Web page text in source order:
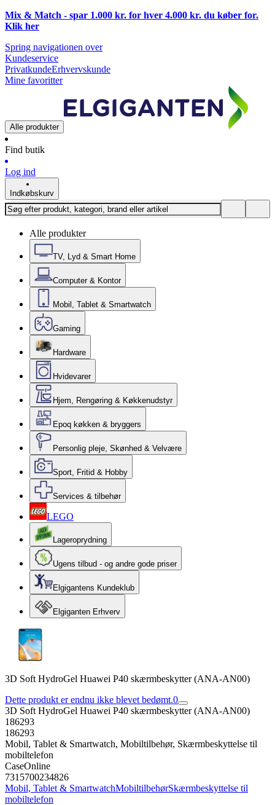
Mix & Match - spar 1.000 kr. for hver 4.000 kr. du køber for.
Klik her
Spring navigationen over
Kundeservice
PrivatkundeErhvervskunde
Mine favoritter
Alle produkter
Find butik
Log ind
Indkøbskurv
Alle produkter
TV, Lyd & Smart Home
Computer & Kontor
Mobil, Tablet & Smartwatch
Gaming
Hardware
Hvidevarer
Hjem, Rengøring & Køkkenudstyr
Epoq køkken & bryggers
Personlig pleje, Skønhed & Velvære
Sport, Fritid & Hobby
Services & tilbehør
LEGO
Lageroprydning
Ugens tilbud - og andre gode priser
Elgigantens Kundeklub
Elgiganten Erhverv
3D Soft HydroGel Huawei P40 skærmbeskytter (ANA-AN00)
Dette produkt er endnu ikke blevet bedømt.0
3D Soft HydroGel Huawei P40 skærmbeskytter (ANA-AN00)
186293
186293
Mobil, Tablet & Smartwatch, Mobiltilbehør, Skærmbeskyttelse til
mobiltelefon
CaseOnline
7315700234826
Mobil, Tablet & SmartwatchMobiltilbehørSkærmbeskyttelse til
mobiltelefon